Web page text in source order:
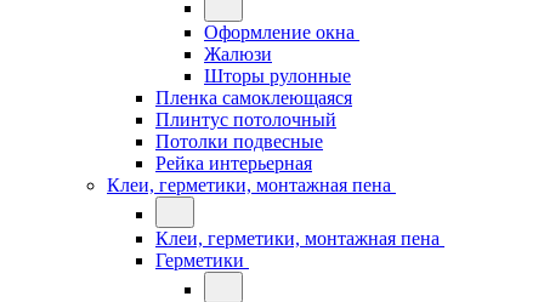
Оформление окна
Жалюзи
Шторы рулонные
Пленка самоклеющаяся
Плинтус потолочный
Потолки подвесные
Рейка интерьерная
Клеи, герметики, монтажная пена
Клеи, герметики, монтажная пена
Герметики